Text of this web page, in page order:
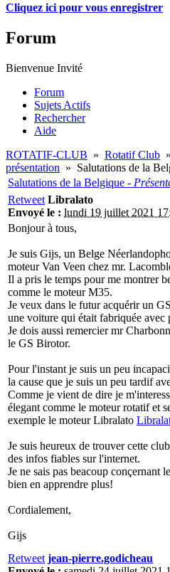
Cliquez ici pour vous enregistrer
Forum
Bienvenue Invité
Forum
Sujets Actifs
Rechercher
Aide
ROTATIF-CLUB » Rotatif Club »
présentation » Salutations de la
Salutations de la Belgique -
Retweet Libralato
Envoyé le : lundi 19 juillet 2021
Bonjour à tous,
Je suis Gijs, un Belge
moteur Van Veen chez mr.
Il a pris le temps pour me montrer
comme le moteur M35.
Je veux dans le futur acquérir un
une voiture qui était fabriquée avec
Je dois aussi remercier mr
le GS Birotor.
Pour l'instant je suis un peu
la cause que je suis un peu tardif
Comme je vient de dire je
élegant comme le moteur rotatif et
exemple le moteur Libralato
Je suis heureux de trouver cette
des infos fiables sur l'internet.
Je ne sais pas beacoup conçernant
bien en apprendre plus!
Cordialement,
Gijs
Retweet jean-pierre.godicheau